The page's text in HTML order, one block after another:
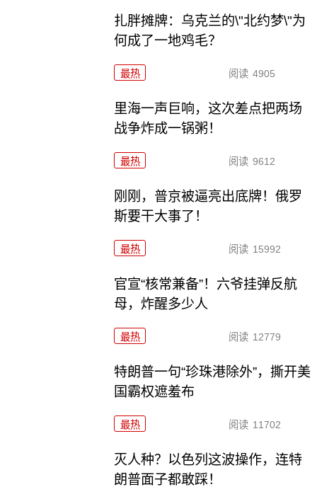
扎胖摊牌：乌克兰的\"北约梦\"为
何成了一地鸡毛？
最热 阅读 4905
里海一声巨响，这次差点把两场
战争炸成一锅粥！
最热 阅读 9612
刚刚，普京被逼亮出底牌！俄罗
斯要干大事了！
最热 阅读 15992
官宣“核常兼备”！六爷挂弹反航
母，炸醒多少人
最热 阅读 12779
特朗普一句“珍珠港除外”，撕开美
国霸权遮羞布
最热 阅读 11702
灭人种？以色列这波操作，连特
朗普面子都敢踩！